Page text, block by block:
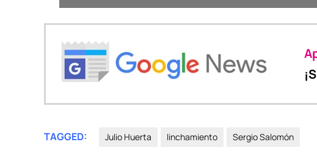
TAGGED: Julio Huerta linchamiento Sergio Salomón